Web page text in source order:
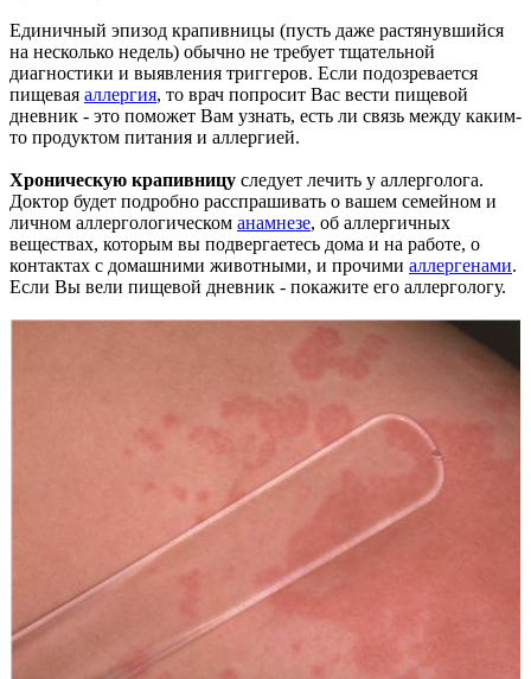
Единичный эпизод крапивницы (пусть даже растянувшийся
на несколько недель) обычно не требует тщательной
диагностики и выявления триггеров. Если подозревается
пищевая аллергия, то врач попросит Вас вести пищевой
дневник - это поможет Вам узнать, есть ли связь между каким-
то продуктом питания и аллергией.
Хроническую крапивницу следует лечить у аллерголога.
Доктор будет подробно расспрашивать о вашем семейном и
личном аллергологическом анамнезе, об аллергичных
веществах, которым вы подвергаетесь дома и на работе, о
контактах с домашними животными, и прочими аллергенами.
Если Вы вели пищевой дневник - покажите его аллергологу.